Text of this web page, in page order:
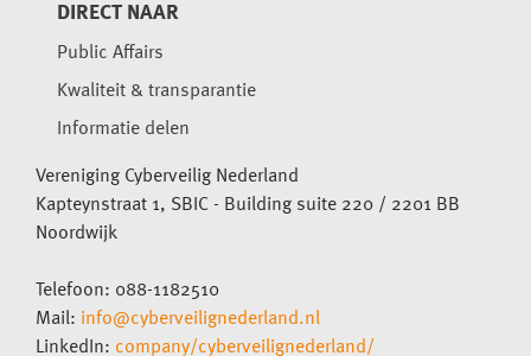
DIRECT NAAR
Public Affairs
Kwaliteit & transparantie
Informatie delen
Vereniging Cyberveilig Nederland
Kapteynstraat 1, SBIC - Building suite 220 / 2201 BB
Noordwijk
Telefoon: 088-1182510
Mail: info@cyberveilignederland.nl
LinkedIn: company/cyberveilignederland/